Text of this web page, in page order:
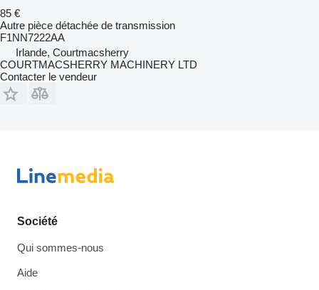
85 €
Autre pièce détachée de transmission
F1NN7222AA
Irlande, Courtmacsherry
COURTMACSHERRY MACHINERY LTD
Contacter le vendeur
Société
Qui sommes-nous
Aide